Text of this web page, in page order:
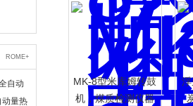
ROME+
自动
动量热
MK-8型米库姆转鼓
机，煤质检测仪器